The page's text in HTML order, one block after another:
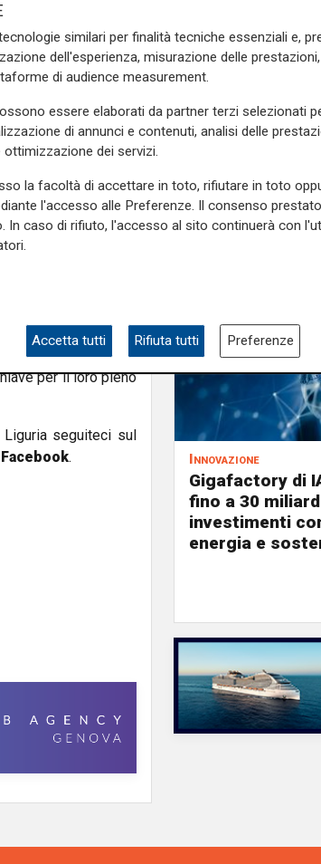
un protocollo
e sostenibile.
Guido Brusco, e dal
lo sviluppo
competenze e
e strumenti che
del lavoro, unendo
ritengono
esperti e giovani
industriale
più coeso e
quelle future per
degli
di business. Un
legate alla
per il loro pieno
seguiteci sul
Facebook.
Primo Climate
la transizione
Innovazione
Gigafactory di
fino a 30
investimenti
energia e
similari per finalità tecniche essenziali e,
dell'esperienza, misurazione delle
di audience measurement.
essere elaborati da partner terzi selezionati
di annunci e contenuti, analisi delle
dei servizi.
la facoltà di accettare in toto, rifiutare in toto
l'accesso alle Preferenze. Il consenso
In caso di rifiuto, l'accesso al sito continuerà con
Accetta tutti Rifiuta tutti Preferenze